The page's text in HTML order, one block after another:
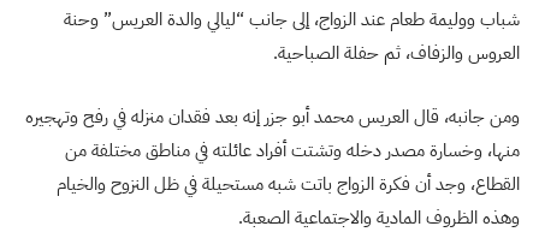
شباب ووليمة طعام عند الزواج، إلى جانب “ليالي والدة العريس” وحنة
العروس والزفاف، ثم حفلة الصباحية.
ومن جانبه، قال العريس محمد أبو جزر إنه بعد فقدان منزله في رفح وتهجيره
منها، وخسارة مصدر دخله وتشتت أفراد عائلته في مناطق مختلفة من
القطاع، وجد أن فكرة الزواج باتت شبه مستحيلة في ظل النزوح والخيام
وهذه الظروف المادية والاجتماعية الصعبة.